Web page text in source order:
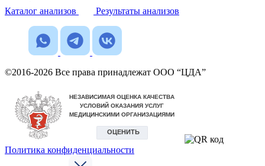
Каталог анализов
Результаты анализов
©2016-2026 Все права принадлежат ООО “ЦДА”
Политика конфиденциальности